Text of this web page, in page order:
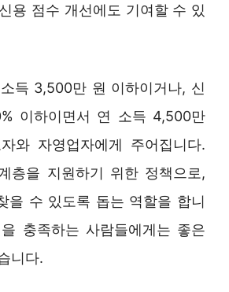
용 점수 개선에도 기여할 수 있
득 3,500만 원 이하이거나, 신
이하이면서 연 소득 4,500만
와 자영업자에게 주어집니다.
층을 지원하기 위한 정책으로,
을 수 있도록 돕는 역할을 합니
충족하는 사람들에게는 좋은
니다.